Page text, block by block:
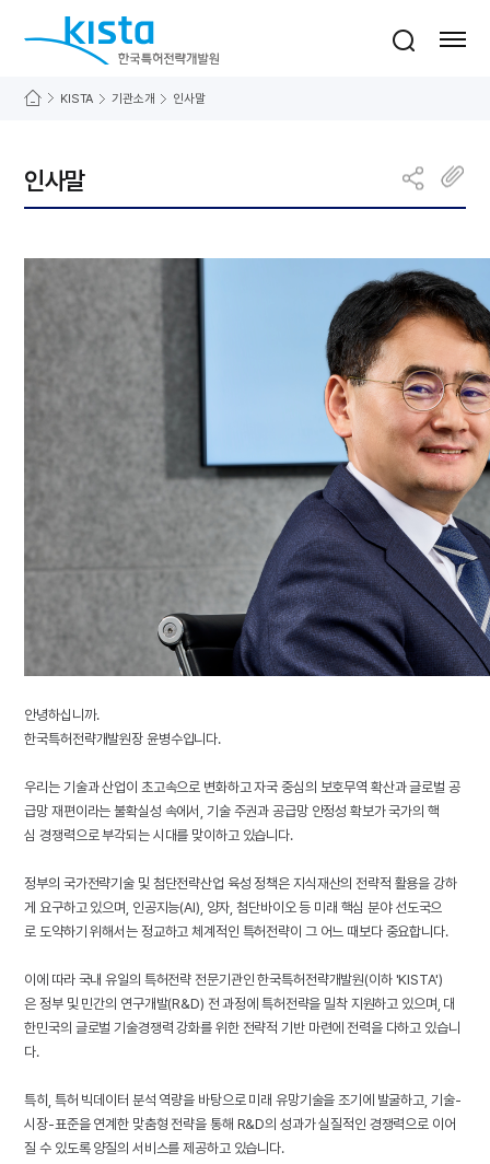
한국특허전략개발원
통합검색
사이트맵 열기
KISTA 기관소개 인사말
인사말
안녕하십니까.
한국특허전략개발원장 윤병수입니다.
우리는 기술과 산업이 초고속으로 변화하고 자국 중심의 보호무역 확산과 글로벌 공
급망 재편이라는 불확실성 속에서, 기술 주권과 공급망 안정성 확보가 국가의 핵
심 경쟁력으로 부각되는 시대를 맞이하고 있습니다.
정부의 국가전략기술 및 첨단전략산업 육성 정책은 지식재산의 전략적 활용을 강하
게 요구하고 있으며, 인공지능(Al), 양자, 첨단바이오 등 미래 핵심 분야 선도국으
로 도약하기 위해서는 정교하고 체계적인 특허전략이 그 어느 때보다 중요합니다.
이에 따라 국내 유일의 특허전략 전문기관인 한국특허전략개발원(이하 'KISTA')
은 정부 및 민간의 연구개발(R&D) 전 과정에 특허전략을 밀착 지원하고 있으며, 대
한민국의 글로벌 기술경쟁력 강화를 위한 전략적 기반 마련에 전력을 다하고 있습니
다.
특히, 특허 빅데이터 분석 역량을 바탕으로 미래 유망기술을 조기에 발굴하고, 기술-
시장-표준을 연계한 맞춤형 전략을 통해 R&D의 성과가 실질적인 경쟁력으로 이어
질 수 있도록 양질의 서비스를 제공하고 있습니다.